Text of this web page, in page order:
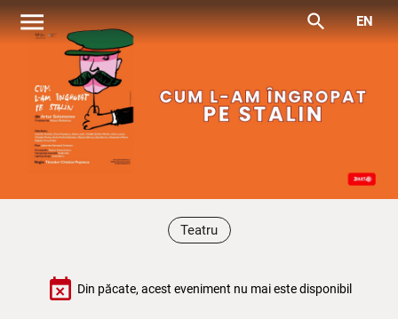
menu search EN
Teatru
event_busy Din păcate, acest eveniment nu mai este disponibil